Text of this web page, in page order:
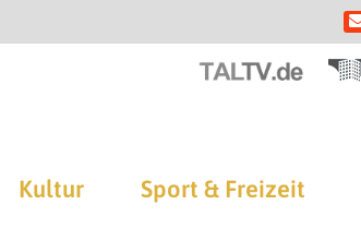
Kultur Sport & Freizeit